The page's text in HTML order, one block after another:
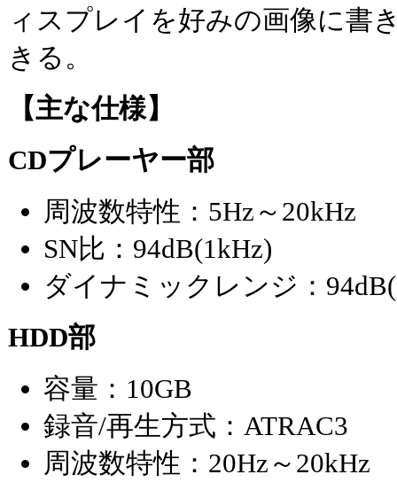
ィスプレイを好みの画像に書
きる。
【主な仕様】
CDプレーヤー部
周波数特性：5Hz～20kHz
SN比：94dB(1kHz)
ダイナミックレンジ：
HDD部
容量：10GB
録音/再生方式：ATRAC3
周波数特性：20Hz～20kHz